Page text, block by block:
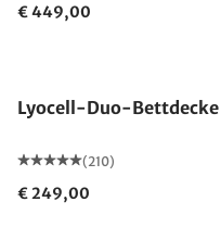
€ 449,00
Lyocell-Duo-
(210)
€ 249,00